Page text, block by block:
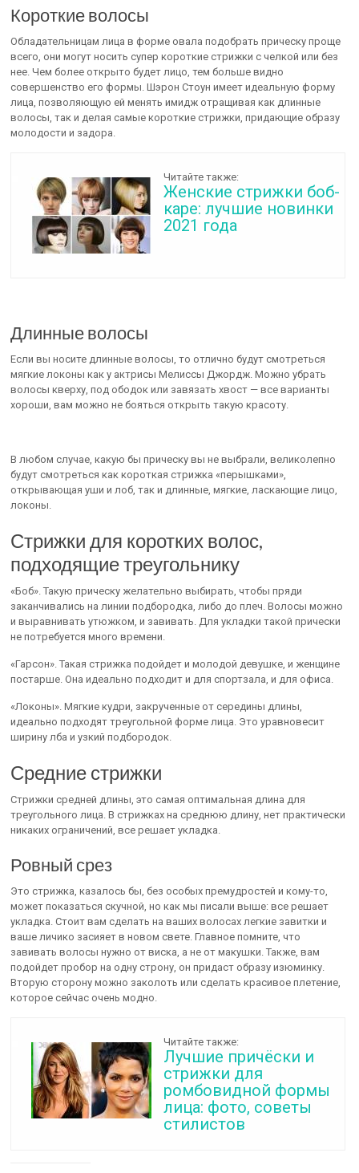
Короткие волосы
Обладательницам лица в форме овала подобрать прическу проще
всего, они могут носить супер короткие стрижки с челкой или без
нее. Чем более открыто будет лицо, тем больше видно
совершенство его формы. Шэрон Стоун имеет идеальную форму
лица, позволяющую ей менять имидж отращивая как длинные
волосы, так и делая самые короткие стрижки, придающие образу
молодости и задора.
Читайте также:
Женские стрижки боб-
каре: лучшие новинки
2021 года
Длинные волосы
Если вы носите длинные волосы, то отлично будут смотреться
мягкие локоны как у актрисы Мелиссы Джордж. Можно убрать
волосы кверху, под ободок или завязать хвост — все варианты
хороши, вам можно не бояться открыть такую красоту.
В любом случае, какую бы прическу вы не выбрали, великолепно
будут смотреться как короткая стрижка «перышками»,
открывающая уши и лоб, так и длинные, мягкие, ласкающие лицо,
локоны.
Стрижки для коротких волос,
подходящие треугольнику
«Боб». Такую прическу желательно выбирать, чтобы пряди
заканчивались на линии подбородка, либо до плеч. Волосы можно
и выравнивать утюжком, и завивать. Для укладки такой прически
не потребуется много времени.
«Гарсон». Такая стрижка подойдет и молодой девушке, и женщине
постарше. Она идеально подходит и для спортзала, и для офиса.
«Локоны». Мягкие кудри, закрученные от середины длины,
идеально подходят треугольной форме лица. Это уравновесит
ширину лба и узкий подбородок.
Средние стрижки
Стрижки средней длины, это самая оптимальная длина для
треугольного лица. В стрижках на среднюю длину, нет практически
никаких ограничений, все решает укладка.
Ровный срез
Это стрижка, казалось бы, без особых премудростей и кому-то,
может показаться скучной, но как мы писали выше: все решает
укладка. Стоит вам сделать на ваших волосах легкие завитки и
ваше личико засияет в новом свете. Главное помните, что
завивать волосы нужно от виска, а не от макушки. Также, вам
подойдет пробор на одну строну, он придаст образу изюминку.
Вторую сторону можно заколоть или сделать красивое плетение,
которое сейчас очень модно.
Читайте также:
Лучшие причёски и
стрижки для
ромбовидной формы
лица: фото, советы
стилистов